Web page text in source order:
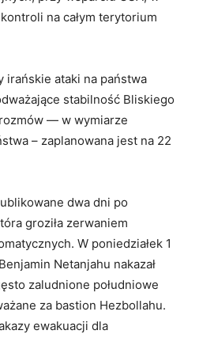
na całym terytorium
irańskie ataki na państwa
stabilność Bliskiego
— w wymiarze
– zaplanowana jest na 22
dwa dni po
groziła zerwaniem
W poniedziałek 1
Netanjahu nakazał
zaludnione południowe
za bastion Hezbollahu.
ewakuacji dla